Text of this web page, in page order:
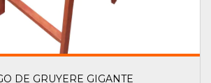
DE GRUYERE GIGANTE